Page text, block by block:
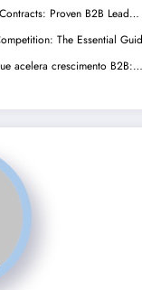
Proven B2B Lead…
The Essential
acelera crescimento B2B:…